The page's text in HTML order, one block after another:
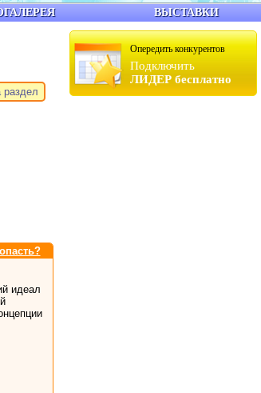
Опередить конкурентов
Подключить
ЛИДЕР бесплатно
раздел
идеал
ВЫСТАВКИ